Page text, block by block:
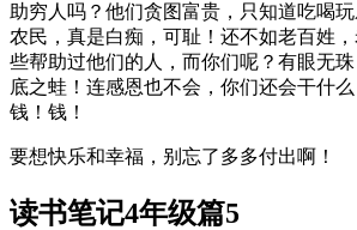
助穷人吗？他们贪图富贵，只知道吃喝
农民，真是白痴，可耻！还不如老百姓
些帮助过他们的人，而你们呢？有眼无
底之蛙！连感恩也不会，你们还会干什么
钱！钱！
要想快乐和幸福，别忘了多多付出啊！
读书笔记4年级篇5